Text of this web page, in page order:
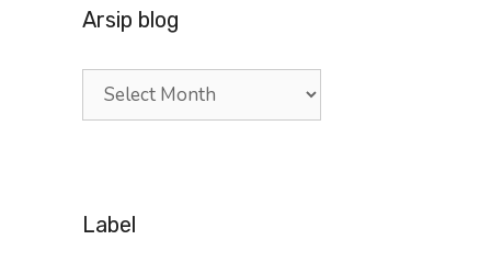
Arsip blog
Arsip
blog
Label